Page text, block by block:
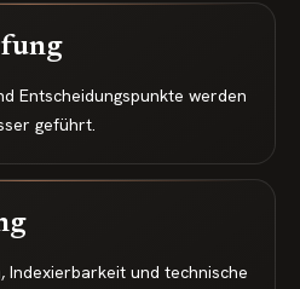
Entscheidungspunkte werden
geführt.
Indexierbarkeit und technische